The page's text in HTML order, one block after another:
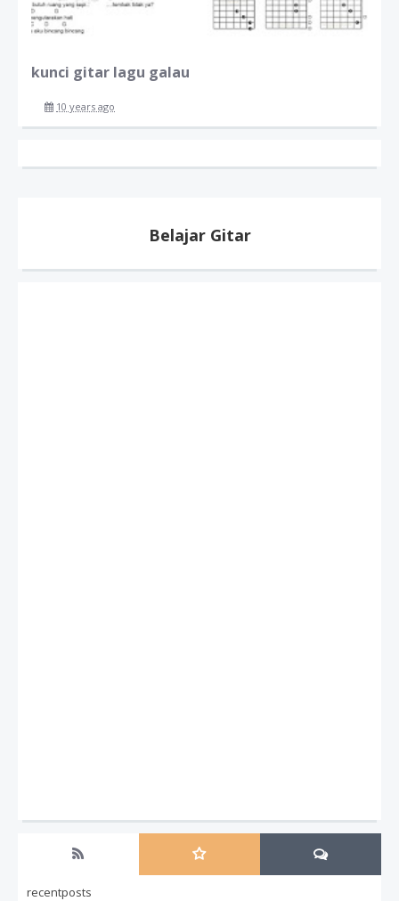
kunci gitar lagu galau
10 years ago
Belajar Gitar
recentposts